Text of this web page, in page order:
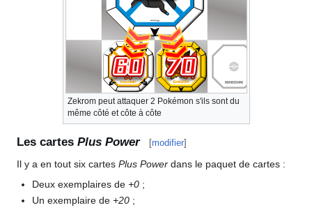
Zekrom peut attaquer 2 Pokémon s'ils sont du
même côté et côte à côte
Les cartes Plus Power [modifier]
Il y a en tout six cartes Plus Power dans le paquet de cartes :
Deux exemplaires de+0 ;
Un exemplaire de+20 ;